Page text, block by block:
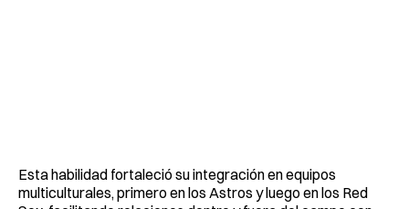
Esta habilidad fortaleció su integración en equipos
multiculturales, primero en los Astros y luego en los Red